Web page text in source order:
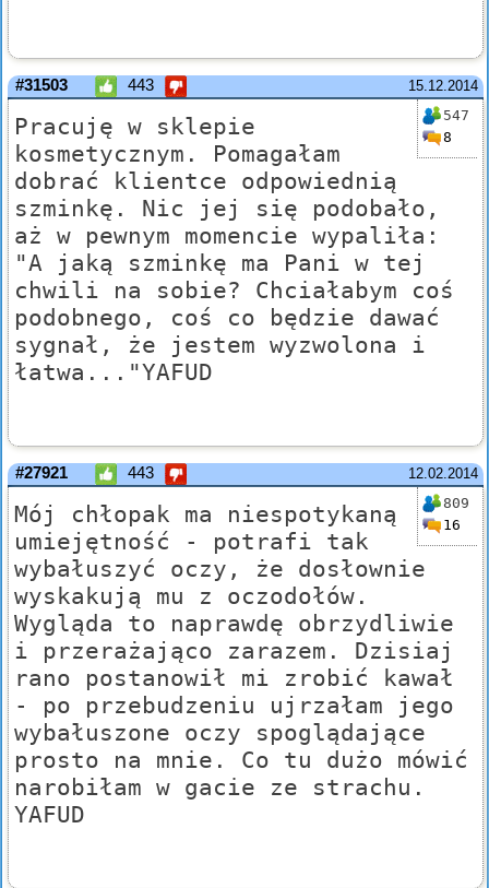
15.12.2014
#31503 443
547
8
Pracuję w sklepie
kosmetycznym. Pomagałam
dobrać klientce odpowiednią
szminkę. Nic jej się podobało,
aż w pewnym momencie wypaliła:
"A jaką szminkę ma Pani w tej
chwili na sobie? Chciałabym coś
podobnego, coś co będzie dawać
sygnał, że jestem wyzwolona i
łatwa..."YAFUD
12.02.2014
#27921 443
809
16
Mój chłopak ma niespotykaną
umiejętność - potrafi tak
wybałuszyć oczy, że dosłownie
wyskakują mu z oczodołów.
Wygląda to naprawdę obrzydliwie
i przerażająco zarazem. Dzisiaj
rano postanowił mi zrobić kawał
- po przebudzeniu ujrzałam jego
wybałuszone oczy spoglądające
prosto na mnie. Co tu dużo mówić
narobiłam w gacie ze strachu.
YAFUD